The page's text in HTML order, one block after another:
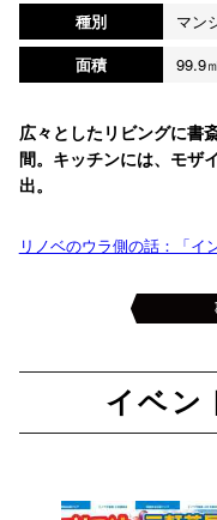
種別
マン
面積
99.9
広々としたリビングに書
間。キッチンには、モザ
出。
リノベのウラ側の話：「イ
イベン